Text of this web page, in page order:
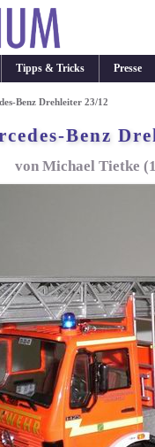
Tipps & Tricks Presse
Benz Drehleiter 23/12
Benz
von Michael Tietke